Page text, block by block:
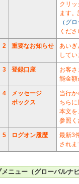
クリ
ます
（グ
くだ
2 重要なお知らせ
あいぎ
して
3 登録口座
お客
能金額
4
メッセージ
ボックス
当行か
ちら
本文を
参照く
5 ログオン履歴
最新3
されま
メニュー（グローバルナ